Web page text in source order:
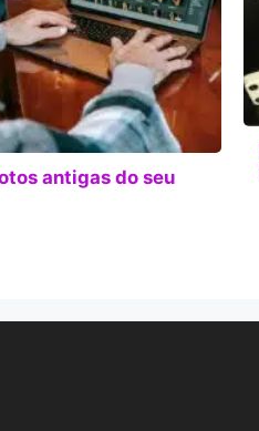
antigas do seu